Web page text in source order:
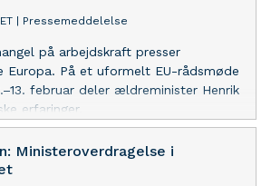
Pressemeddelelse
på arbejdskraft presser
Europa. På et uformelt EU-rådsmøde
februar deler ældreminister Henrik
erfaringer.
Ministeroverdragelse i